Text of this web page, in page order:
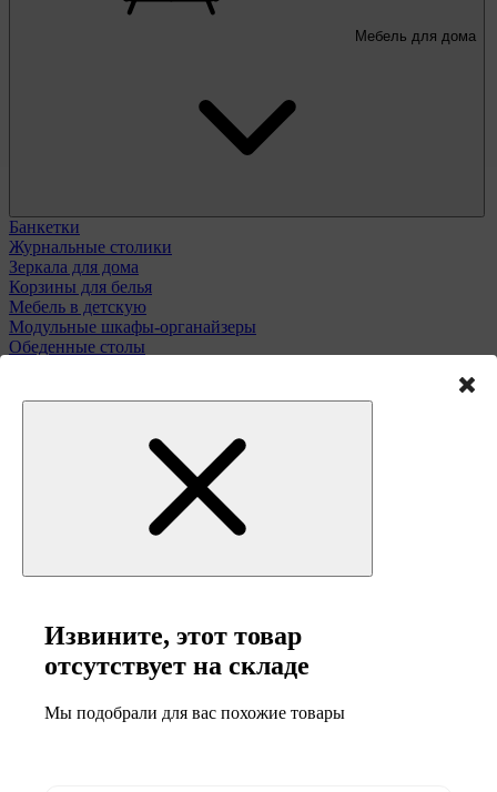
Мебель для дома
Банкетки
Журнальные столики
Зеркала для дома
Корзины для белья
Мебель в детскую
Модульные шкафы-органайзеры
Обеденные столы
Стулья и табуреты
Извините, этот товар
отсутствует на складе
Мы подобрали для вас похожие товары